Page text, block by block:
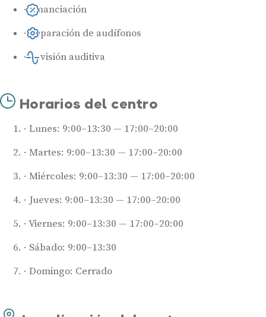
Financiación
Reparación de audífonos
Revisión auditiva
Horarios del centro
Lunes: 9:00–13:30 — 17:00–20:00
Martes: 9:00–13:30 — 17:00–20:00
Miércoles: 9:00–13:30 — 17:00–20:00
Jueves: 9:00–13:30 — 17:00–20:00
Viernes: 9:00–13:30 — 17:00–20:00
Sábado: 9:00–13:30
Domingo: Cerrado
Audífonos
Mejores marcas de audífonos
Audífonos invisibles
Audífonos bluetooth
Audífonos potentes